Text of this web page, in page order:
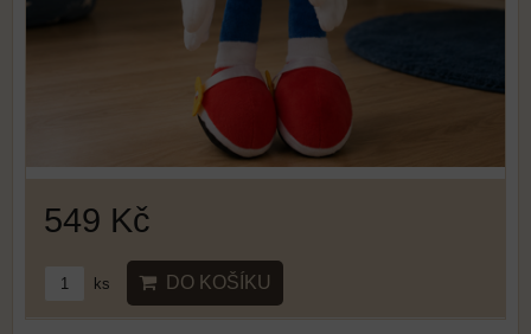
549 Kč
ks DO KOŠÍKU